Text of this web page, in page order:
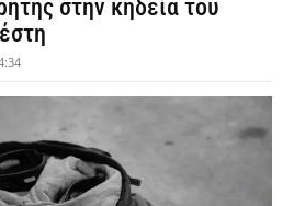
στην κηδεία του